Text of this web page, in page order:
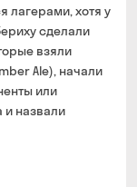
лагерами, хотя у
сделали
взяли
Ale), начали
или
и назвали